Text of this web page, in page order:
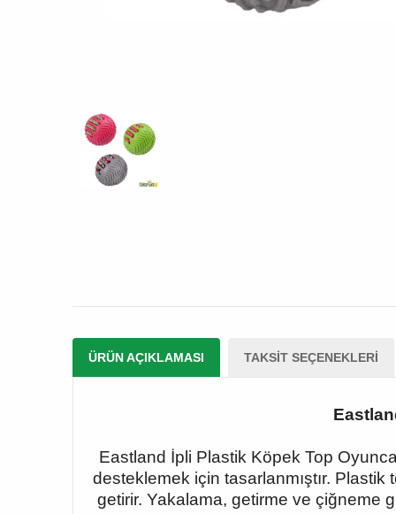
ÜRÜN AÇIKLAMASI TAKSIT SEÇENEKLERI
Eastland İpli Plastik Köpek Top
desteklemek için tasarlanmıştır. Plastik
getirir. Yakalama, getirme ve çiğneme